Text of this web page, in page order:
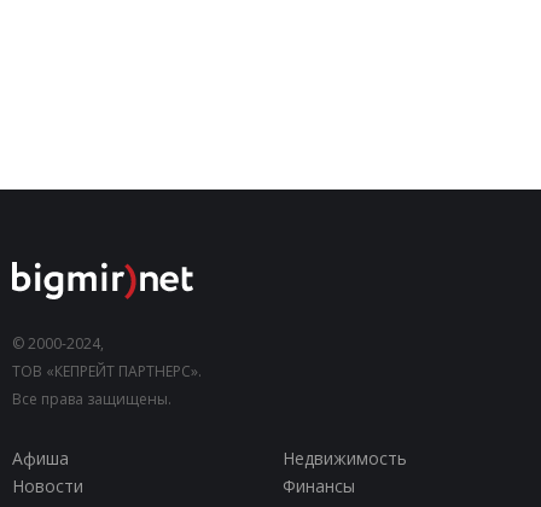
© 2000-2024,
ТОВ «КЕПРЕЙТ ПАРТНЕРС».
Все права защищены.
Афиша
Недвижимость
Новости
Финансы